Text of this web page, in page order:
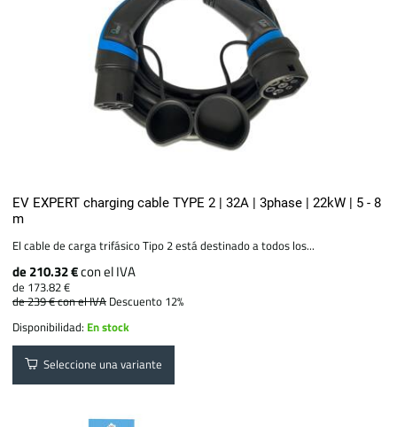
EV EXPERT charging cable TYPE 2 | 32A | 3phase | 22kW | 5 - 8
m
El cable de carga trifásico Tipo 2 está destinado a todos los...
de 210.32 €con el IVA
de 173.82 €
de 239 €con el IVA Descuento 12%
Disponibilidad: En stock
Seleccione una variante